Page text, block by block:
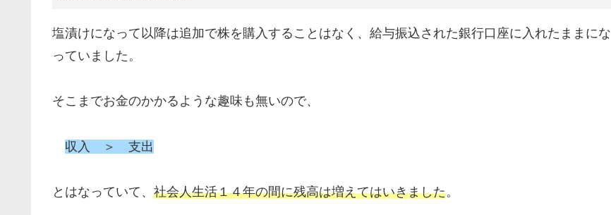
塩漬けになって以降は追加で株を購入することはなく、給与振込された銀行口座に入れたままにな
っていました。
そこまでお金のかかるような趣味も無いので、
収入 ＞ 支出
とはなっていて、 社会人生活１４年の間に残高は増えてはいきました。